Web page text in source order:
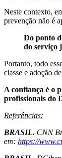
Neste contexto,
prevenção não é
Do ponto
do serviço
Portanto, todo
classe e adoção
A confiança é o
profissionais do
Referências:
BRASIL. CNN
em: https://